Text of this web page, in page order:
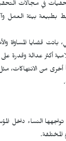
في مجالات
بيئة العمل
باتت قضايا المساواة
أكثر عدالة وقدرة على
أخرى من الانتهاكات،
تواجهها النساء داخل